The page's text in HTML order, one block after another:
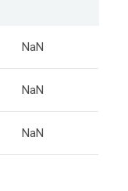
NaN
NaN
NaN